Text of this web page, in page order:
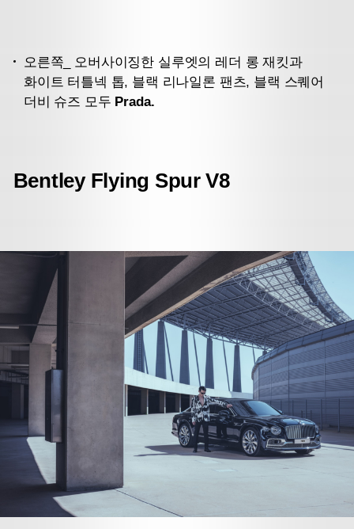
오른쪽_ 오버사이징한 실루엣의 레더 롱 재킷과
화이트 터틀넥 톱, 블랙 리나일론 팬츠, 블랙 스퀘어
더비 슈즈 모두 Prada.
Bentley Flying Spur V8